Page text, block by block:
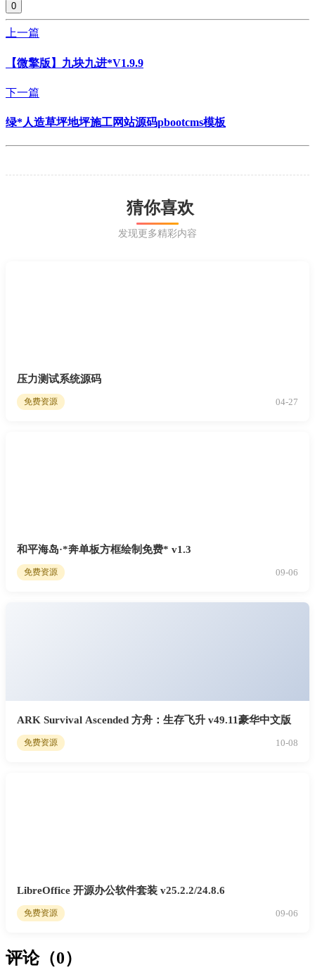
0
上一篇
【微擎版】九块九进*V1.9.9
下一篇
绿*人造草坪地坪施工网站源码pbootcms模板
猜你喜欢
发现更多精彩内容
压力测试系统源码
免费资源 04-27
和平海岛·*奔单板方框绘制免费* v1.3
免费资源 09-06
ARK Survival Ascended 方舟：生存飞升 v49.11豪华中文版
免费资源 10-08
LibreOffice 开源办公软件套装 v25.2.2/24.8.6
免费资源 09-06
评论（0）